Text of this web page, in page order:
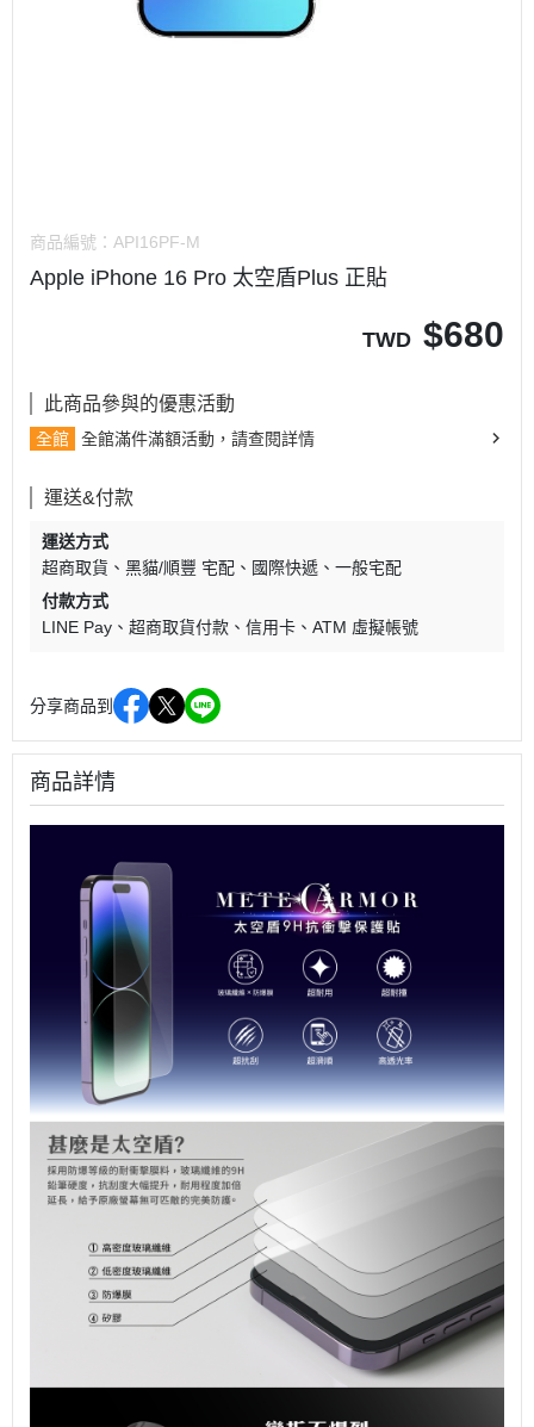
商品編號： API16PF-M
Apple iPhone 16 Pro 太空盾Plus 正貼
TWD $680
此商品參與的優惠活動
全館 全館滿件滿額活動，請查閱詳情
運送&付款
運送方式
超商取貨
黑貓/順豐 宅配 國際快遞
一般宅配
付款方式
LINE Pay
超商取貨付款 信用卡 ATM 虛擬帳號
分享商品到
商品詳情